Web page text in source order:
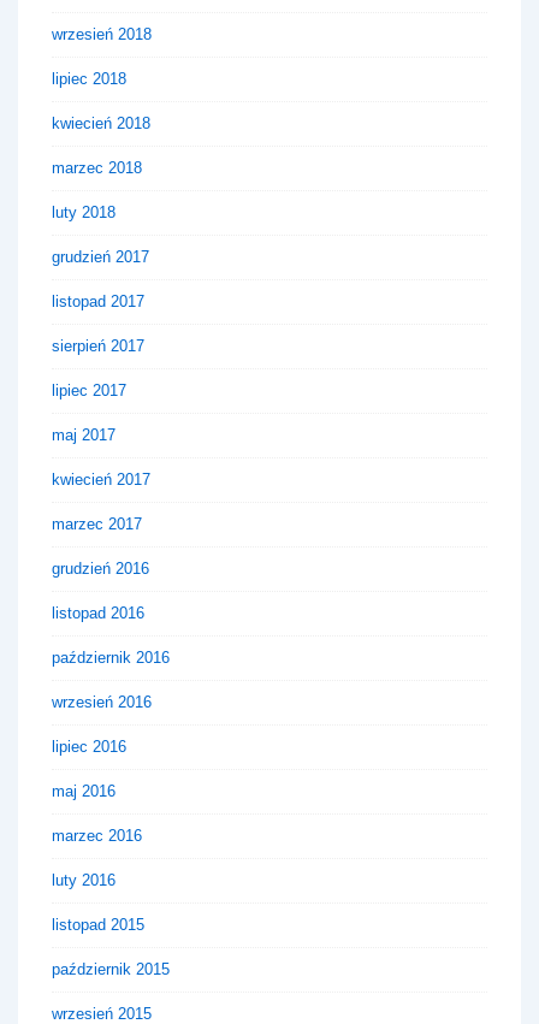
wrzesień 2018
lipiec 2018
kwiecień 2018
marzec 2018
luty 2018
grudzień 2017
listopad 2017
sierpień 2017
lipiec 2017
maj 2017
kwiecień 2017
marzec 2017
grudzień 2016
listopad 2016
październik 2016
wrzesień 2016
lipiec 2016
maj 2016
marzec 2016
luty 2016
listopad 2015
październik 2015
wrzesień 2015